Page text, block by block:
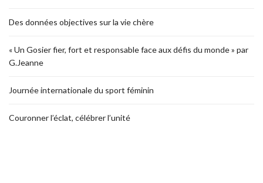
Des données objectives sur la vie chère
« Un Gosier fier, fort et responsable face aux défis du monde » par
G.Jeanne
Journée internationale du sport féminin
Couronner l’éclat, célébrer l’unité